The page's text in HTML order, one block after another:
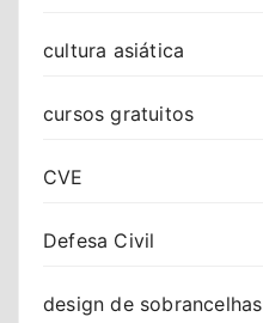
cultura asiática
cursos gratuitos
CVE
Defesa Civil
design de sobrancelhas